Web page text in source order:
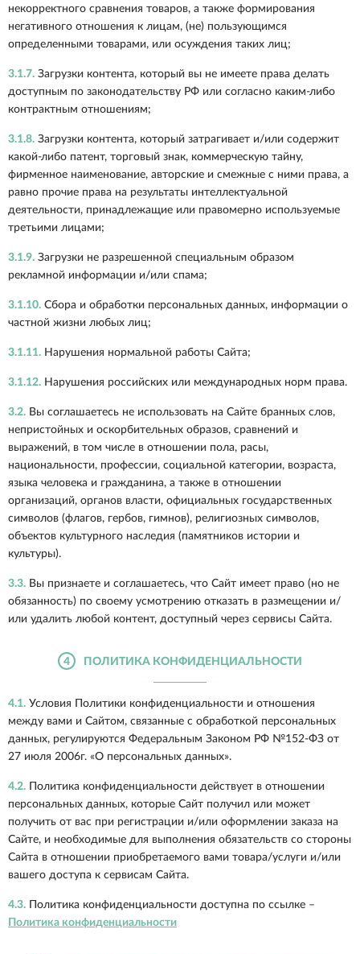
некорректного сравнения товаров, а также формирования
негативного отношения к лицам, (не) пользующимся
определенными товарами, или осуждения таких лиц;
3.1.7. Загрузки контента, который вы не имеете права делать
доступным по законодательству РФ или согласно каким-либо
контрактным отношениям;
3.1.8. Загрузки контента, который затрагивает и/или содержит
какой-либо патент, торговый знак, коммерческую тайну,
фирменное наименование, авторские и смежные с ними права, а
равно прочие права на результаты интеллектуальной
деятельности, принадлежащие или правомерно используемые
третьими лицами;
3.1.9. Загрузки не разрешенной специальным образом
рекламной информации и/или спама;
3.1.10. Сбора и обработки персональных данных, информации о
частной жизни любых лиц;
3.1.11. Нарушения нормальной работы Сайта;
3.1.12. Нарушения российских или международных норм права.
3.2. Вы соглашаетесь не использовать на Сайте бранных слов,
непристойных и оскорбительных образов, сравнений и
выражений, в том числе в отношении пола, расы,
национальности, профессии, социальной категории, возраста,
языка человека и гражданина, а также в отношении
организаций, органов власти, официальных государственных
символов (флагов, гербов, гимнов), религиозных символов,
объектов культурного наследия (памятников истории и
культуры).
3.3. Вы признаете и соглашаетесь, что Сайт имеет право (но не
обязанность) по своему усмотрению отказать в размещении и/
или удалить любой контент, доступный через сервисы Сайта.
4 ПОЛИТИКА КОНФИДЕНЦИАЛЬНОСТИ
4.1. Условия Политики конфиденциальности и отношения
между вами и Сайтом, связанные с обработкой персональных
данных, регулируются Федеральным Законом РФ №152-ФЗ от
27 июля 2006г. «О персональных данных».
4.2. Политика конфиденциальности действует в отношении
персональных данных, которые Сайт получил или может
получить от вас при регистрации и/или оформлении заказа на
Сайте, и необходимые для выполнения обязательств со стороны
Сайта в отношении приобретаемого вами товара/услуги и/или
вашего доступа к сервисам Сайта.
4.3. Политика конфиденциальности доступна по ссылке –
Политика конфиденциальности